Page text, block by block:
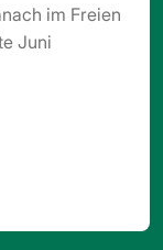
im Freien
Juni